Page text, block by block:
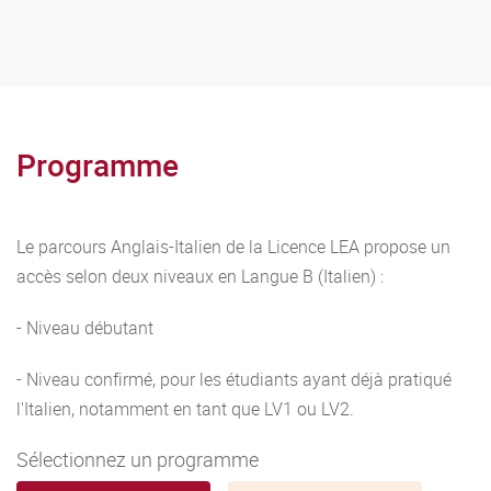
Sessions d’examen
Session 1: une période d'examens à la fin de chaque
matières et UE évaluées en CC ou en CT (voir plus bas) font
l'objet d'une session 2.
Reports de notes :
Programme
Le parcours Anglais-Italien de la Licence LEA propose un
accès selon deux niveaux en Langue B (Italien) :
- Niveau débutant
- Niveau confirmé, pour les étudiants ayant déjà pratiqué
l'Italien, notamment en tant que LV1 ou LV2.
Sélectionnez un programme